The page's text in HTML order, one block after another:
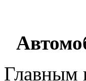
Главным